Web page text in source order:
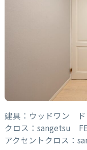
建具：ウッドワン
クロス：sangetsu
アクセントクロス：